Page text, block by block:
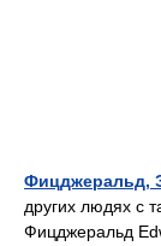
Фицджеральд,
других людях с
Фицджеральд